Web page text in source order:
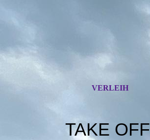
VERLEIH
TAKE OFF